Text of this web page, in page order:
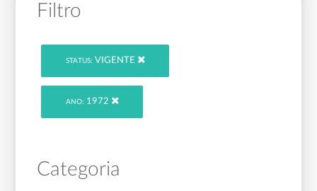
Filtro
STATUS: VIGENTE
ANO: 1972
Categoria